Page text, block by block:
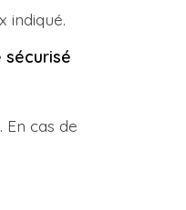
indiqué.
cas de